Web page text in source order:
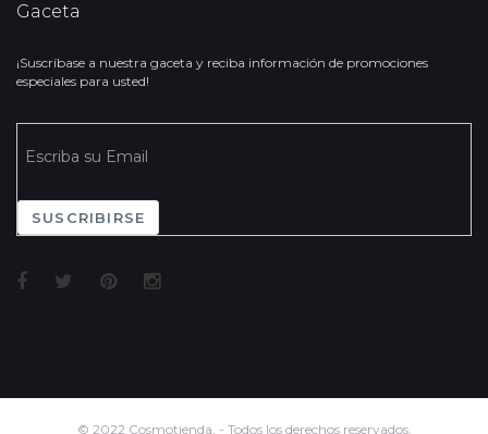
Gaceta
¡Suscríbase a nuestra gaceta y reciba información de promociones
especiales para usted!
SUSCRIBIRSE
© 2022 Cosmotienda. - Todos los derechos reservados.